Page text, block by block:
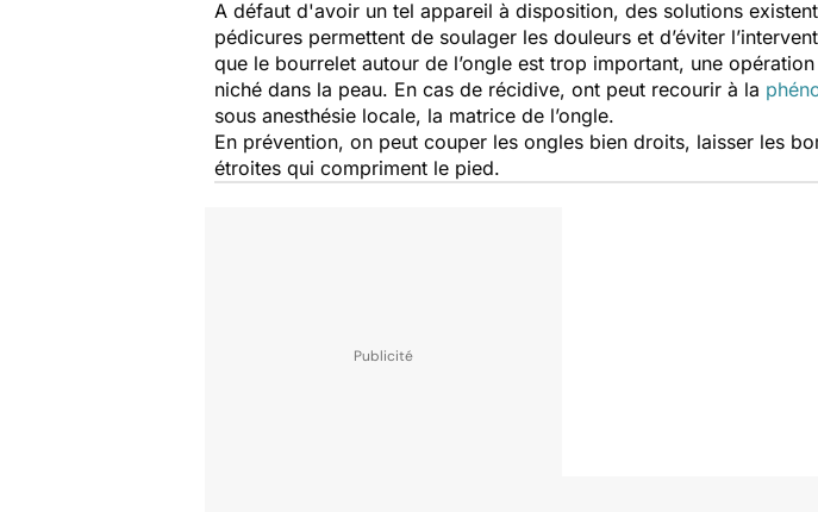
A défaut d'avoir un tel appareil à disposition, des solutions
pédicures permettent de soulager les douleurs et d’éviter
que le bourrelet autour de l’ongle est trop important, une
niché dans la peau. En cas de récidive, ont peut recourir à la
sous anesthésie locale, la matrice de l’ongle.
En prévention, on peut couper les ongles bien droits, laisser les
étroites qui compriment le pied.